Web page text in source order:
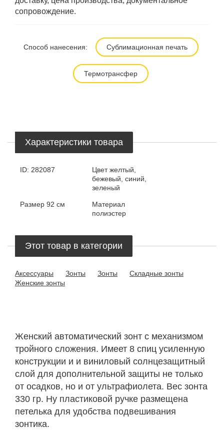
сопровождение.
Способ нанесения: Сублимационная печать
Термотрансфер
Характеристики товара
ID: 282087 Цветжелтый,
бежевый, синий,
зеленый
Размер 92 см
Материал
полиэстер
Этот товар в категории
Аксессуары Зонты Зонты
Складные зонты
Женские зонты
Женский автоматический зонт с механизмом
тройного сложения. Имеет 8 спиц усиленную
конструкции и и виниловый солнцезащитный
слой для дополнительной защиты не только
от осадков, но и от ультрафиолета. Вес зонта
330 гр. Ну пластиковой ручке размещена
петелька для удобства подвешивания
зонтика.